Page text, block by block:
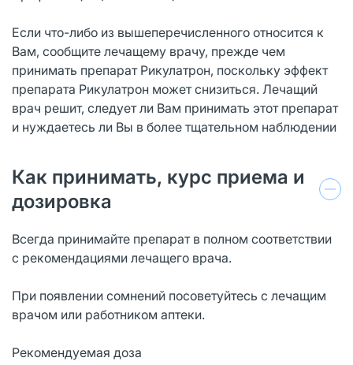
Если что-либо из вышеперечисленного относится к
Вам, сообщите лечащему врачу, прежде чем
принимать препарат Рикулатрон, поскольку эффект
препарата Рикулатрон может снизиться. Лечащий
врач решит, следует ли Вам принимать этот препарат
и нуждаетесь ли Вы в более тщательном наблюдении
Как принимать, курс приема и
дозировка
Всегда принимайте препарат в полном соответствии
с рекомендациями лечащего врача.
При появлении сомнений посоветуйтесь с лечащим
врачом или работником аптеки.
Рекомендуемая доза